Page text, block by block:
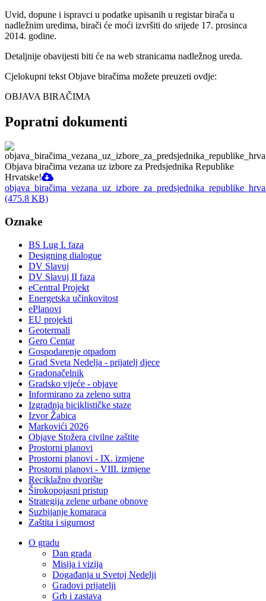
Uvid, dopune i ispravci u podatke upisanih u registar birača u
nadležnim uredima, birači će moći izvršiti do srijede 17. prosinca
2014. godine.
Detaljnije obavijesti biti će na web stranicama nadležnog ureda.
Cjelokupni tekst Objave biračima možete preuzeti ovdje:
OBJAVA BIRAČIMA
Popratni dokumenti
Objava biračima vezana uz izbore za Predsjednika Republike
Hrvatske!
(475.8 KB)
Oznake
BS Lug I. faza
Designing dialogue
DV Slavuj
DV Slavuj II faza
eCentral Projekt
Energetska učinkovitost
ePlanovi
EU projekti
Geotermali
Gero Centar
Gospodarenje otpadom
Grad Sveta Nedelja - prijatelj djece
Gradonačelnik
Gradsko vijeće - objave
Informirano za zeleno sutra
Izgradnja biciklističke staze
Izvor Žabica
Markovići 2026
Objave Stožera civilne zaštite
Prostorni planovi
Prostorni planovi - IX. izmjene
Prostorni planovi - VIII. izmjene
Reciklažno dvorište
Širokopojasni pristup
Strategija zelene urbane obnove
Suzbijanje komaraca
Zaštita i sigurnost
O gradu
Dan grada
Misija i vizija
Događanja u Svetoj Nedelji
Gradovi prijatelji
Grb i zastava